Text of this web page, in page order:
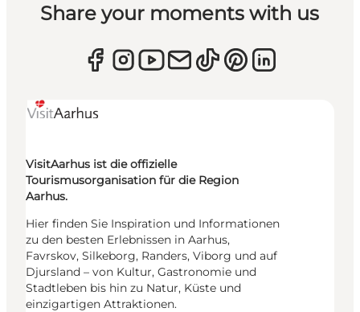
Share your moments with us
VisitAarhus ist die offizielle
Tourismusorganisation für die Region
Aarhus.
Hier finden Sie Inspiration und Informationen
zu den besten Erlebnissen in Aarhus,
Favrskov, Silkeborg, Randers, Viborg und auf
Djursland – von Kultur, Gastronomie und
Stadtleben bis hin zu Natur, Küste und
einzigartigen Attraktionen.